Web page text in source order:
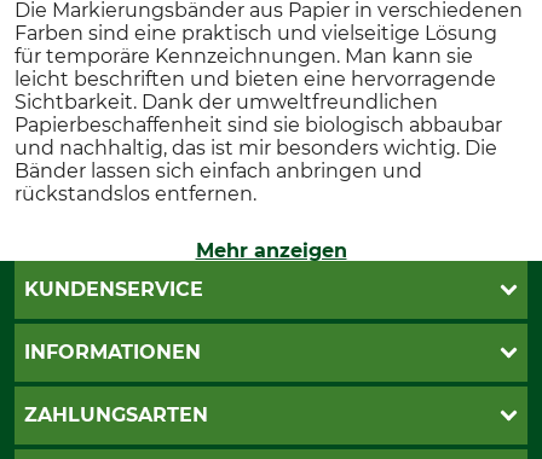
Die Markierungsbänder aus Papier in verschiedenen
Farben sind eine praktisch und vielseitige Lösung
für temporäre Kennzeichnungen. Man kann sie
leicht beschriften und bieten eine hervorragende
Sichtbarkeit. Dank der umweltfreundlichen
Papierbeschaffenheit sind sie biologisch abbaubar
und nachhaltig, das ist mir besonders wichtig. Die
Bänder lassen sich einfach anbringen und
rückstandslos entfernen.
Mehr anzeigen
KUNDENSERVICE
Live-Shopping
INFORMATIONEN
AGB
ZAHLUNGSARTEN